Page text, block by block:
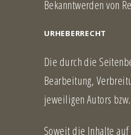
Bekanntwerden von
URHEBERRECHT
Die durch die
Bearbeitung,
jeweiligen Autors
Soweit die Inhalte